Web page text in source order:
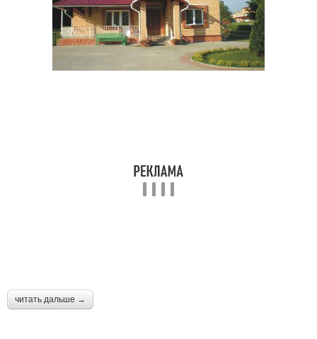
читать дальше →